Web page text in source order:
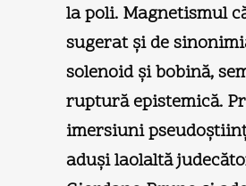
la poli. Magnetismul
sugerat şi de
solenoid şi bobină,
ruptură epistemică.
imersiuni
aduşi laolaltă